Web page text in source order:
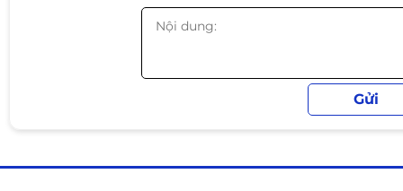
Tản nhiệt & thiết kế
Block pump tích hợp màn hình LCD hiển thị nhiệt độ CPU
LED ARGB đồng bộ mainboard (Aura Sync / Mystic
Thiết kế hiện đại phù hợp build PC gaming RGB